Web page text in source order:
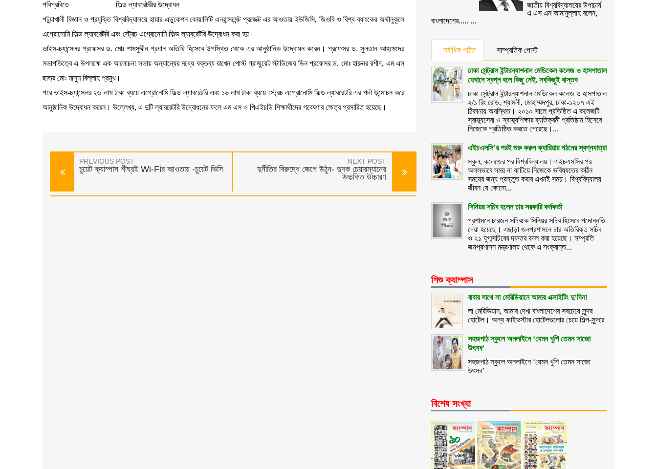
পবিপ্রবিতে ফিল্ড ল্যাবরেটরীর উদ্বোধন
পটুয়াখালী বিজ্ঞান ও প্রযুক্তি বিশ্ববিদ্যালয়ে হায়ার এডুকেশন কোয়ালিটি এনহান্সমেন্ট প্রজেক্ট এর আওতায় ইউজিসি, জিওবি ও বিশ্ব ব্যাংকের অর্থানুকূলে
এগ্রোনোমি ফিল্ড ল্যাবরেটরি এবং স্ট্রেচ এগ্রোনোমি ফিল্ড ল্যাবরেটরি উদ্বোধন করা হয়।
ভাইস-চ্যান্সেলর প্রফেসর ড. মোঃ শামসুদ্দীন প্রধান অতিথি হিসেবে উপস্থিত থেকে এর আনুষ্ঠানিক উদ্বোধন করেন। প্রফেসর ড. সুলতান আহমেদের
সভাপতিত্বে এ উপলক্ষে এক আলোচনা সভায় অন্যান্যের মধ্যে বক্তব্য রাখেন পোস্ট গ্রাজুয়েট স্টাডিজের ডিন প্রফেসর ড. মোঃ হারুনর রশীদ, এম এস
ছাত্র মোঃ মাসুম বিল্লাহ প্রমুখ।
পরে ভাইস-চ্যান্সেলর ২৬ লাখ টাকা ব্যয়ে এগ্রোনোমি ফিল্ড ল্যাবরেটরি এবং ১৬ লাখ টাকা ব্যয়ে স্ট্রেচ এগ্রোনোমি ফিল্ড ল্যাবরেটরি এর পর্দা উন্মোচন করে
আনুষ্ঠানিক উদ্বোধন করেন। উল্লেখ্য, এ দুটি ল্যাবরেটরি উদ্বোধনের ফলে এম এস ও পিএইচডি শিক্ষার্থীদের গবেষণার ক্ষেত্র প্রসারিত হয়েছে।
PREVIOUS POST
চুয়েট ক্যাম্পাস শীঘ্রই Wi-Fiর আওতায় -চুয়েট ভিসি
NEXT POST
দুর্নীতির বিরুদ্ধে জেগে উঠুন- দুদক চেয়ারম্যানের
উচ্চকিত উচ্চারণ
জাতীয় বিশ্ববিদ্যালয়ের উপাচার্য
এ এস এম আমানুল্লাহ বলেন,
বাংলাদেশের..... ...
সর্বাধিক পঠিত সাম্প্রতিক পোস্ট
ঢাকা সেন্ট্রাল ইন্টারন্যাশনাল মেডিকেল কলেজ ও হাসপাতাল
যেখানে স্বপ্ন বলে কিছু নেই, সবকিছুই বাস্তব
ঢাকা সেন্ট্রাল ইন্টারন্যাশনাল মেডিকেল কলেজ ও হাসপাতাল
২/১ রিং রোড, শ্যামলী, মোহাম্মদপুর, ঢাকা-১২০৭ এই
ঠিকানায় অবস্থিত। ২০১০ সালে প্রতিষ্ঠিত এ কলেজটি
স্বাস্থ্যসেবা ও স্বাস্থ্যশিক্ষার ব্যতিক্রমী প্রতিষ্ঠান হিসেবে
নিজেকে প্রতিষ্ঠিত করতে পেরেছে।...
এইচএসসি’র পরই শুরু করুন ক্যারিয়ার গঠনের স্বপ্নযাত্রা
স্কুল, কলেজের পর বিশ্ববিদ্যালয়। এইচএসসির পর
অলসভাবে সময় না কাটিয়ে নিজেকে ভবিষ্যতের কঠিন
সময়ের জন্য প্রস্তুত করার এখনই সময়। বিশ্ববিদ্যালয়
জীবন যে কোনো...
সিনিয়র সচিব হলেন চার সরকারি কর্মকর্তা
প্রশাসনে চারজন সচিবকে সিনিয়র সচিব হিসেবে পদোন্নতি
দেয়া হয়েছে। এছাড়া জনপ্রশাসনে চার অতিরিক্ত সচিব
ও ২১ যুগ্মসচিবের দফতর বদল করা হয়েছে। সম্প্রতি
জনপ্রশাসন মন্ত্রণালয় থেকে এ সংক্রান্ত...
শিশু ক্যাম্পাস
বাবার সাথে লা মেরিডিয়ানে আমার এক্সাইটিং দু’দিন!
লা মেরিডিয়ান, আমার দেখা বাংলাদেশের সবচেয়ে সুন্দর
হোটেল। অন্য ফাইভস্টার হোটেলগুলোর চেয়ে শিল্প-সুন্দরে
সহজপাঠ স্কুলে অনলাইনে ‘যেমন খুশি তেমন সাজো
উৎসব’
সহজপাঠ স্কুলে অনলাইনে ‘যেমন খুশি তেমন সাজো
উৎসব’
বিশেষ সংখ্যা